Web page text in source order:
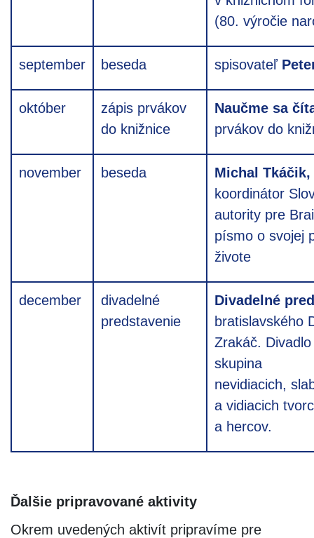
(80. výročie
september beseda spisovateľ
október
zápis prvákov
do knižnice
Naučme sa
prvákov do
november beseda
Michal Tkáčik,
koordinátor
autority pre
písmo o svojej
živote
december
divadelné
predstavenie
Divadelné
bratislavského
Zrakáč.
skupina
nevidiacich,
a vidiacich
a hercov.
Ďalšie pripravované aktivity
Okrem uvedených aktivít pripravíme pre